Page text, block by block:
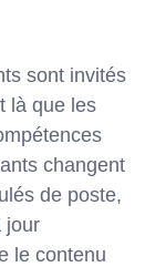
sont invités
là que les
changent
de poste,
jour
le contenu